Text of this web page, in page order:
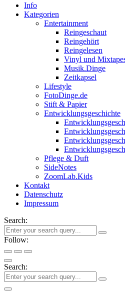
Info
Kategorien
Entertainment
Reingeschaut
Reingehört
Reingelesen
Vinyl und
Musik.Dinge
Zeitkapsel
Lifestyle
FotoDinge.de
Stift & Papier
Entwicklungsgeschichte
Pflege & Duft
SideNotes
ZoomLab.Kids
Kontakt
Datenschutz
Impressum
Search:
Follow:
Search: